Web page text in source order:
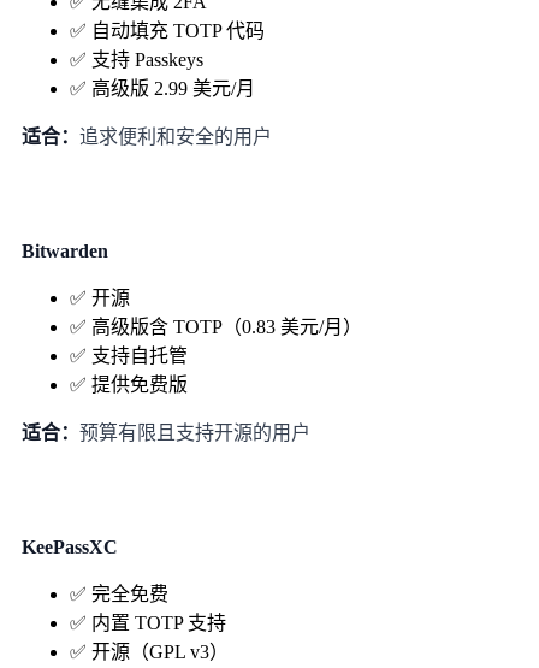
✅ 自动填充 TOTP 代码
✅ 支持 Passkeys
✅ 高级版 2.99 美元/月
适合： 追求便利和安全的用户
Bitwarden
✅ 开源
✅ 高级版含 TOTP（0.83 美元/月）
✅ 支持自托管
✅ 提供免费版
适合： 预算有限且支持开源的用户
KeePassXC
✅ 完全免费
✅ 内置 TOTP 支持
✅ 开源（GPL v3）